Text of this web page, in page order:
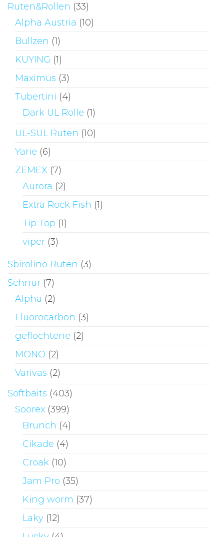
Ruten&Rollen (33)
Alpha Austria (10)
Bullzen (1)
KUYING (1)
Maximus (3)
Tubertini (4)
Dark UL Rolle (1)
UL-SUL Ruten (10)
Yarie (6)
ZEMEX (7)
Aurora (2)
Extra Rock Fish (1)
Tip Top (1)
viper (3)
Sbirolino Ruten (3)
Schnur (7)
Alpha (2)
Fluorocarbon (3)
geflochtene (2)
MONO (2)
Varivas (2)
Softbaits (403)
Soorex (399)
Brunch (4)
Cikade (4)
Croak (10)
Jam Pro (35)
King worm (37)
Laky (12)